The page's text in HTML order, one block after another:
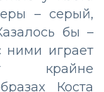
– серый,
бы –
ними играет
крайне
Коста